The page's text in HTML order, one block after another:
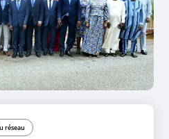
réseau